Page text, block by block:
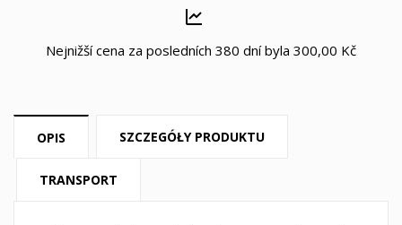
Nejnižší cena za posledních 380 dní byla 300,00 Kč
OPIS SZCZEGÓŁY PRODUKTU
TRANSPORT